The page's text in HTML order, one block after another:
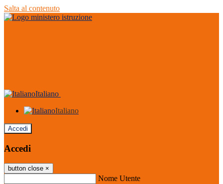
Salta al contenuto
Italiano
Italiano
Accedi
Accedi
button close ×
Nome Utente